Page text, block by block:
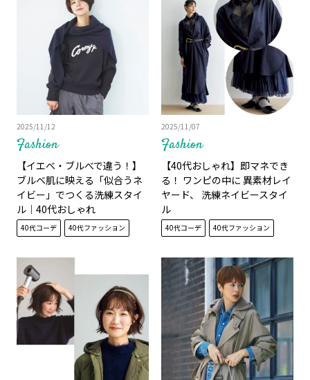
Fashion
2025/11/12
【イエベ・ブルべで違う！】
ブルベ肌に映える「似合うネ
イビー」でつくる洗練スタイ
ル｜40代おしゃれ
40代コーデ 40代ファッション
Fashion
2025/11/07
【40代おしゃれ】即マネでき
る！ ワンピの中に 異素材レイ
ヤード、 洗練ネイビースタイ
ル
40代コーデ 40代ファッション